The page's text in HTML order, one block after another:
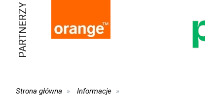
PARTNERZY
Strona główna
Informacje